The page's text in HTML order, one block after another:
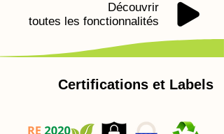
significatifs effectués et leurs
incidences sur la performance
équipements, matériaux et
contient des informations
des principaux équipements,
Découvrir
toutes les fonctionnalités
Certifications et Labels